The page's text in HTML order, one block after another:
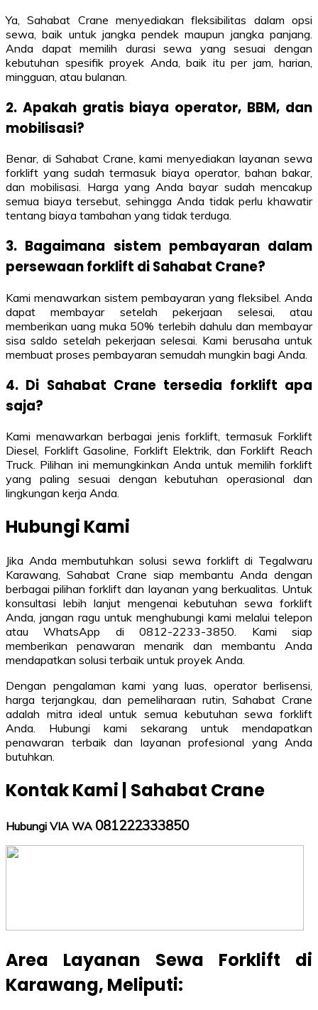
Ya, Sahabat Crane menyediakan fleksibilitas dalam opsi
sewa, baik untuk jangka pendek maupun jangka panjang.
Anda dapat memilih durasi sewa yang sesuai dengan
kebutuhan spesifik proyek Anda, baik itu per jam, harian,
mingguan, atau bulanan.
2. Apakah gratis biaya operator, BBM, dan
mobilisasi?
Benar, di Sahabat Crane, kami menyediakan layanan sewa
forklift yang sudah termasuk biaya operator, bahan bakar,
dan mobilisasi. Harga yang Anda bayar sudah mencakup
semua biaya tersebut, sehingga Anda tidak perlu khawatir
tentang biaya tambahan yang tidak terduga.
3. Bagaimana sistem pembayaran dalam
persewaan forklift di Sahabat Crane?
Kami menawarkan sistem pembayaran yang fleksibel. Anda
dapat membayar setelah pekerjaan selesai, atau
memberikan uang muka 50% terlebih dahulu dan membayar
sisa saldo setelah pekerjaan selesai. Kami berusaha untuk
membuat proses pembayaran semudah mungkin bagi Anda.
4. Di Sahabat Crane tersedia forklift apa
saja?
Kami menawarkan berbagai jenis forklift, termasuk Forklift
Diesel, Forklift Gasoline, Forklift Elektrik, dan Forklift Reach
Truck. Pilihan ini memungkinkan Anda untuk memilih forklift
yang paling sesuai dengan kebutuhan operasional dan
lingkungan kerja Anda.
Hubungi Kami
Jika Anda membutuhkan solusi sewa forklift di Tegalwaru
Karawang, Sahabat Crane siap membantu Anda dengan
berbagai pilihan forklift dan layanan yang berkualitas. Untuk
konsultasi lebih lanjut mengenai kebutuhan sewa forklift
Anda, jangan ragu untuk menghubungi kami melalui telepon
atau WhatsApp di 0812-2233-3850. Kami siap
memberikan penawaran menarik dan membantu Anda
mendapatkan solusi terbaik untuk proyek Anda.
Dengan pengalaman kami yang luas, operator berlisensi,
harga terjangkau, dan pemeliharaan rutin, Sahabat Crane
adalah mitra ideal untuk semua kebutuhan sewa forklift
Anda. Hubungi kami sekarang untuk mendapatkan
penawaran terbaik dan layanan profesional yang Anda
butuhkan.
Kontak Kami | Sahabat Crane
Hubungi VIA WA 081222333850
Area Layanan Sewa Forklift di
Karawang, Meliputi: